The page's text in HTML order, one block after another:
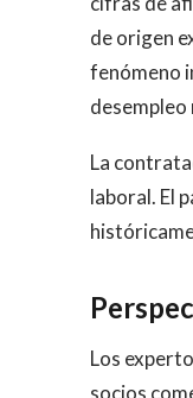
de origen
fenómeno
La
laboral. El
Los
socios